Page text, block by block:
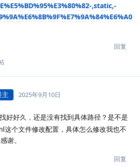
,static,-
回复
主 2025年9月10日
找好好久，还是没有找到具体路径？是不是
个文件修改配置，具体怎么修改我也不
谢。
回复